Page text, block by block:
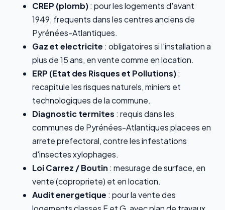
CREP (plomb): pour les logements d'avant
1949, frequents dans les centres anciens de
Pyrénées-Atlantiques.
Gaz et electricite : obligatoires si l'installation a
plus de 15 ans, en vente comme en location.
ERP (Etat des Risques et Pollutions):
recapitule les risques naturels, miniers et
technologiques de la commune.
Diagnostic termites : requis dans les
communes de Pyrénées-Atlantiques placees en
arrete prefectoral, contre les infestations
d'insectes xylophages.
Loi Carrez / Boutin : mesurage de surface, en
vente (copropriete) et en location.
Audit energetique : pour la vente des